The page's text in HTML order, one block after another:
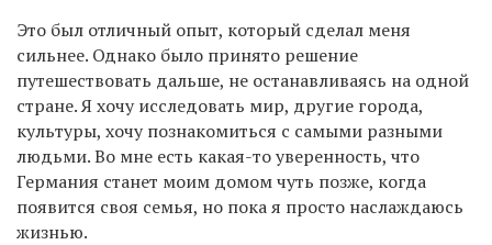
Это был отличный опыт, который сделал меня
сильнее. Однако было принято решение
путешествовать дальше, не останавливаясь на одной
стране. Я хочу исследовать мир, другие города,
культуры, хочу познакомиться с самыми разными
людьми. Во мне есть какая-то уверенность, что
Германия станет моим домом чуть позже, когда
появится своя семья, но пока я просто наслаждаюсь
жизнью.